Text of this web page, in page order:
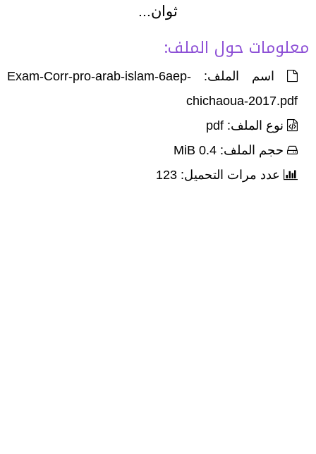
ثوان...
معلومات حول الملف:
اسم الملف: Exam-Corr-pro-arab-islam-6aep-
chichaoua-2017.pdf
نوع الملف: pdf
حجم الملف: 0.4 MiB
عدد مرات التحميل: 123